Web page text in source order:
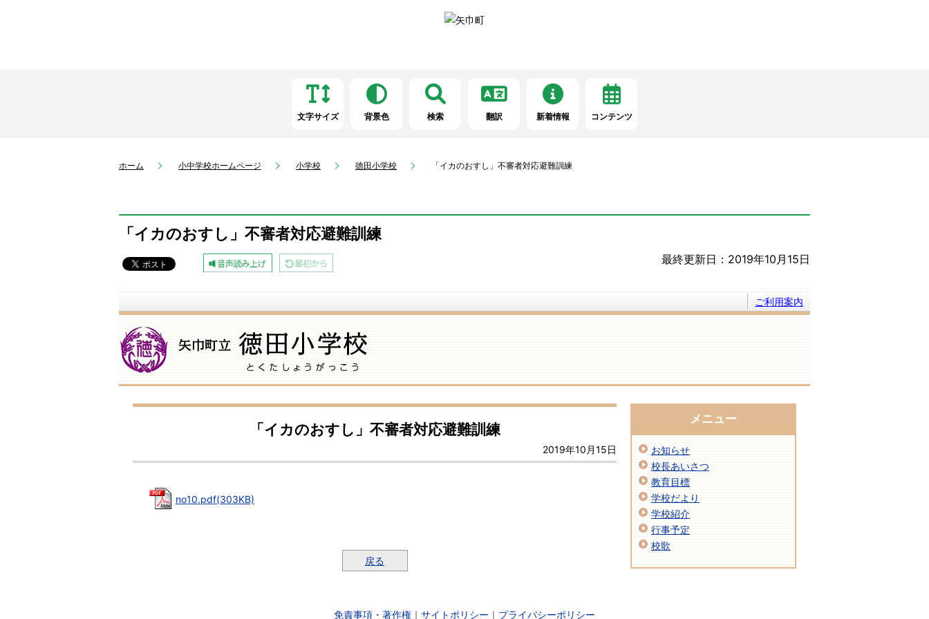
文字サイズ 背景色 検索 翻訳 新着情報 コンテンツ
ホーム 小中学校ホームページ 小学校 徳田小学校 「イカのおすし」不審者対応避難訓練
「イカのおすし」不審者対応避難訓練
最終更新日：2019年10月15日
ご利用案内
「イカのおすし」不審者対応避難訓練
2019年10月15日
no10.pdf(303KB)
戻る
メニュー
お知らせ
校長あいさつ
教育目標
学校だより
学校紹介
行事予定
校歌
免責事項・著作権 ｜ サイトポリシー ｜ プライバシーポリシー